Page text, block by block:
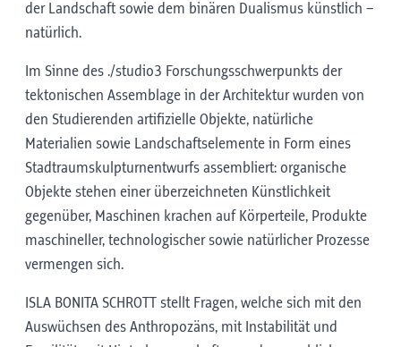
der Landschaft sowie dem binären Dualismus künstlich –
natürlich.
Im Sinne des ./studio3 Forschungsschwerpunkts der
tektonischen Assemblage in der Architektur wurden von
den Studierenden artifizielle Objekte, natürliche
Materialien sowie Landschaftselemente in Form eines
Stadtraumskulpturnentwurfs assembliert: organische
Objekte stehen einer überzeichneten Künstlichkeit
gegenüber, Maschinen krachen auf Körperteile, Produkte
maschineller, technologischer sowie natürlicher Prozesse
vermengen sich.
ISLA BONITA SCHROTT stellt Fragen, welche sich mit den
Auswüchsen des Anthropozäns, mit Instabilität und